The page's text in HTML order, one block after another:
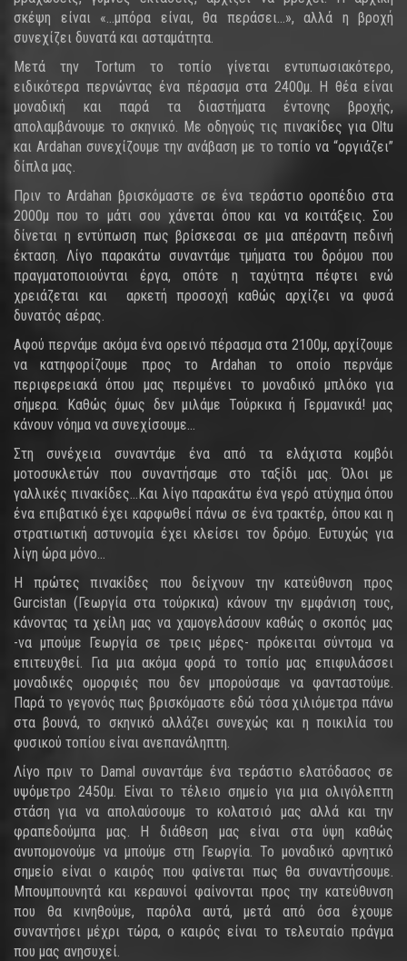
σκέψη είναι «...μπόρα είναι, θα περάσει...», αλλά η βροχή
συνεχίζει δυνατά και ασταμάτητα.
Μετά την Tortum το τοπίο γίνεται εντυπωσιακότερο,
ειδικότερα περνώντας ένα πέρασμα στα 2400μ. Η θέα είναι
μοναδική και παρά τα διαστήματα έντονης βροχής,
απολαμβάνουμε το σκηνικό. Με οδηγούς τις πινακίδες για Oltu
και Ardahan συνεχίζουμε την ανάβαση με το τοπίο να “οργιάζει”
δίπλα μας.
Πριν το Ardahan βρισκόμαστε σε ένα τεράστιο οροπέδιο στα
2000μ που το μάτι σου χάνεται όπου και να κοιτάξεις. Σου
δίνεται η εντύπωση πως βρίσκεσαι σε μια απέραντη πεδινή
έκταση. Λίγο παρακάτω συναντάμε τμήματα του δρόμου που
πραγματοποιούνται έργα, οπότε η ταχύτητα πέφτει ενώ
χρειάζεται και αρκετή προσοχή καθώς αρχίζει να φυσά
δυνατός αέρας.
Αφού περνάμε ακόμα ένα ορεινό πέρασμα στα 2100μ, αρχίζουμε
να κατηφορίζουμε προς το Ardahan το οποίο περνάμε
περιφερειακά όπου μας περιμένει το μοναδικό μπλόκο για
σήμερα. Καθώς όμως δεν μιλάμε Τούρκικα ή Γερμανικά! μας
κάνουν νόημα να συνεχίσουμε…
Στη συνέχεια συναντάμε ένα από τα ελάχιστα κομβόι
μοτοσυκλετών που συναντήσαμε στο ταξίδι μας. Όλοι με
γαλλικές πινακίδες…Και λίγο παρακάτω ένα γερό ατύχημα όπου
ένα επιβατικό έχει καρφωθεί πάνω σε ένα τρακτέρ, όπου και η
στρατιωτική αστυνομία έχει κλείσει τον δρόμο. Ευτυχώς για
λίγη ώρα μόνο...
Η πρώτες πινακίδες που δείχνουν την κατεύθυνση προς
Gurcistan (Γεωργία στα τούρκικα) κάνουν την εμφάνιση τους,
κάνοντας τα χείλη μας να χαμογελάσουν καθώς ο σκοπός μας
-να μπούμε Γεωργία σε τρεις μέρες- πρόκειται σύντομα να
επιτευχθεί. Για μια ακόμα φορά το τοπίο μας επιφυλάσσει
μοναδικές ομορφιές που δεν μπορούσαμε να φανταστούμε.
Παρά το γεγονός πως βρισκόμαστε εδώ τόσα χιλιόμετρα πάνω
στα βουνά, το σκηνικό αλλάζει συνεχώς και η ποικιλία του
φυσικού τοπίου είναι ανεπανάληπτη.
Λίγο πριν το Damal συναντάμε ένα τεράστιο ελατόδασος σε
υψόμετρο 2450μ. Είναι το τέλειο σημείο για μια ολιγόλεπτη
στάση για να απολαύσουμε το κολατσιό μας αλλά και την
φραπεδούμπα μας. Η διάθεση μας είναι στα ύψη καθώς
ανυπομονούμε να μπούμε στη Γεωργία. Το μοναδικό αρνητικό
σημείο είναι ο καιρός που φαίνεται πως θα συναντήσουμε.
Μπουμπουνητά και κεραυνοί φαίνονται προς την κατεύθυνση
που θα κινηθούμε, παρόλα αυτά, μετά από όσα έχουμε
συναντήσει μέχρι τώρα, ο καιρός είναι το τελευταίο πράγμα
που μας ανησυχεί.